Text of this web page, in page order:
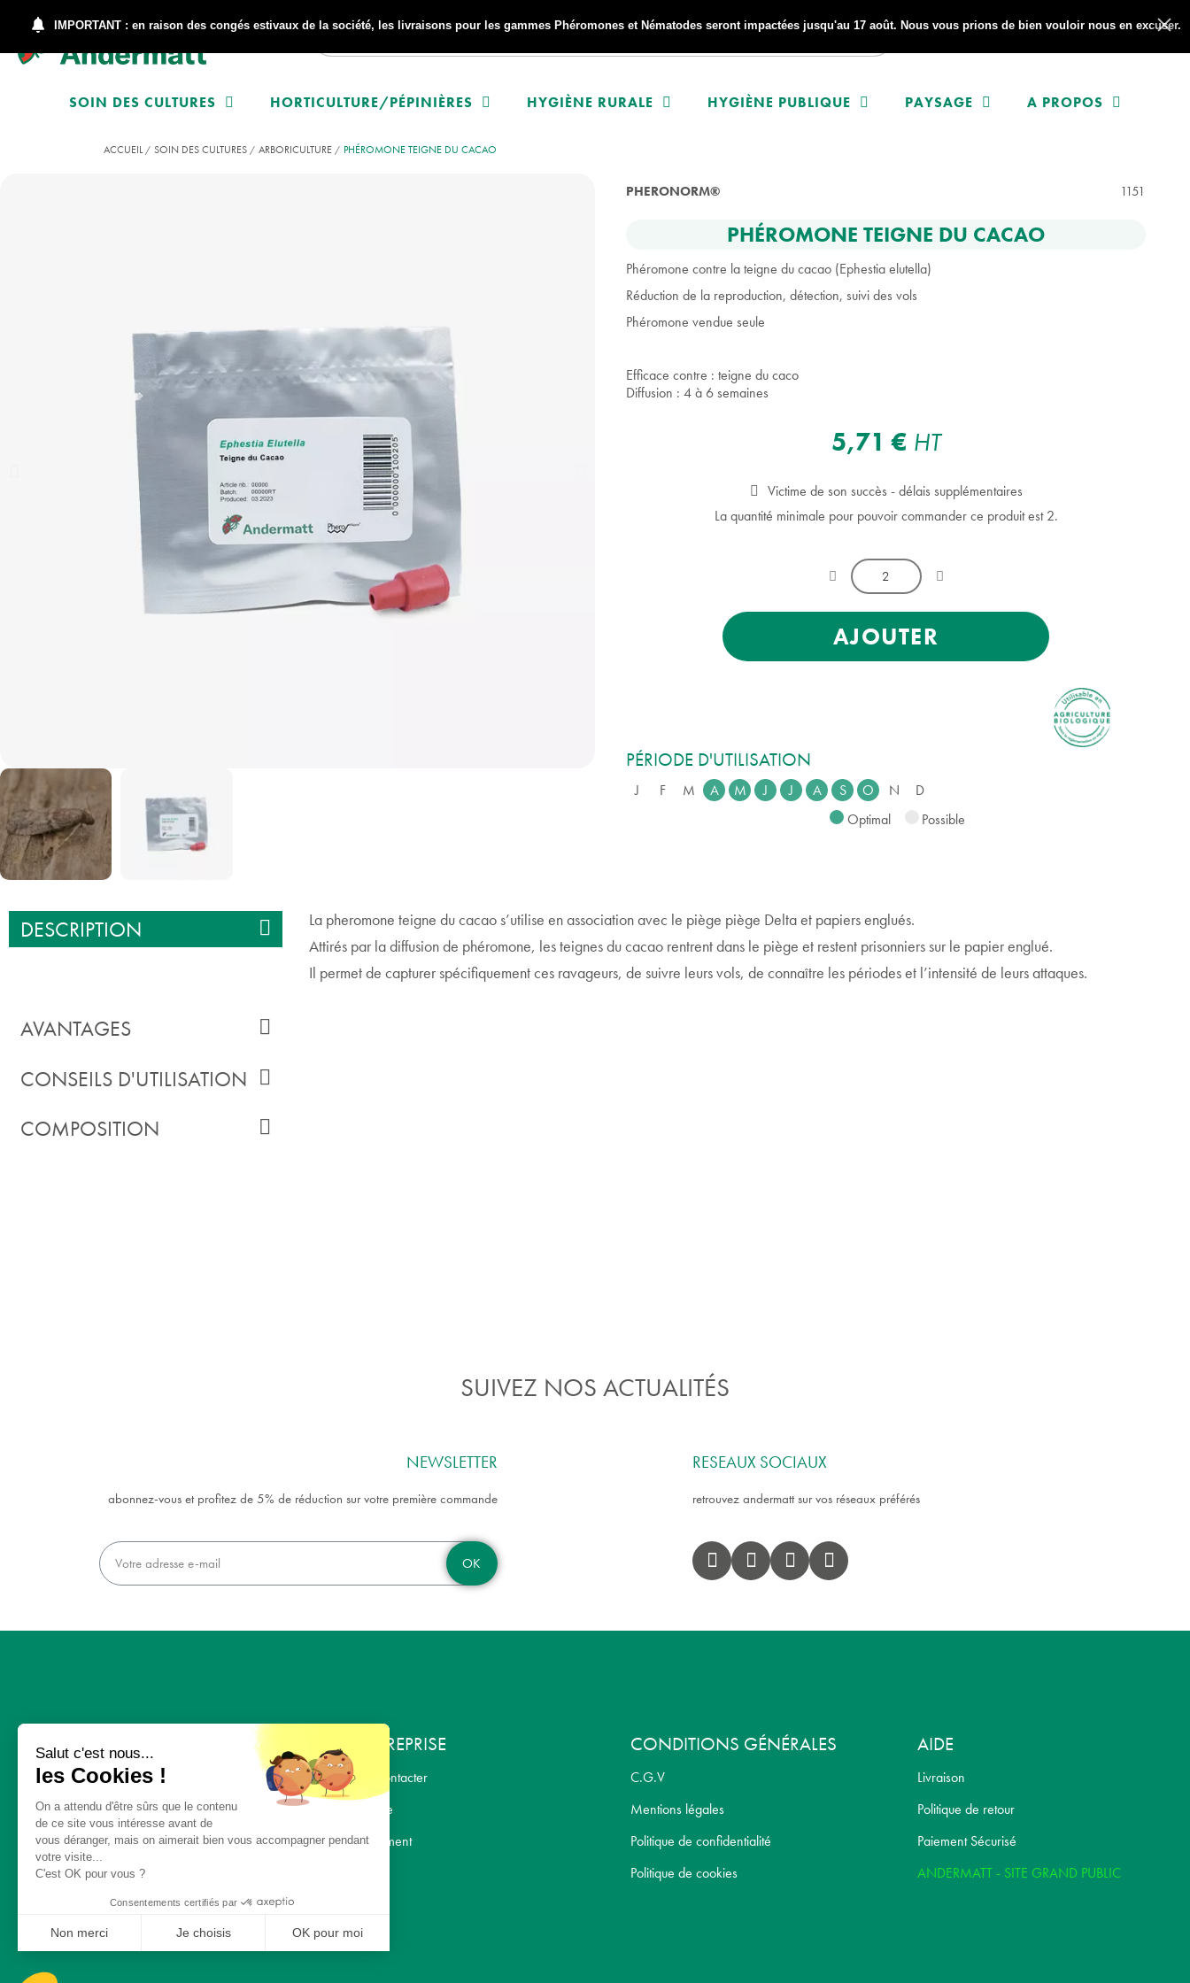
SOIN DES CULTURES HORTICULTURE/PÉPINIÈRES HYGIÈNE RURALE HYGIÈNE PUBLIQUE PAYSAGE A PROPOS
ACCUEIL SOIN DES CULTURES ARBORICULTURE PHÉROMONE TEIGNE DU CACAO
PHERONORM® 1151
PHÉROMONE TEIGNE DU CACAO
Phéromone contre la teigne du cacao (Ephestia elutella)
Réduction de la reproduction, détection, suivi des vols
Phéromone vendue seule
Efficace contre : teigne du caco
Diffusion : 4 à 6 semaines
5,71 € HT
Victime de son succès - délais supplémentaires
La quantité minimale pour pouvoir commander ce produit est 2.
AJOUTER
PÉRIODE D'UTILISATION
J F M A M J J A S O N
D
Optimal
Possible
DESCRIPTION
La pheromone teigne du cacao s’utilise en association avec le piège piège Delta et papiers englués.
Attirés par la diffusion de phéromone, les teignes du cacao rentrent dans le piège et restent prisonniers sur le papier englué.
Il permet de capturer spécifiquement ces ravageurs, de suivre leurs vols, de connaître les périodes et l’intensité de leurs attaques.
AVANTAGES
CONSEILS D'UTILISATION
COMPOSITION
SUIVEZ NOS ACTUALITÉS
NEWSLETTER
abonnez-vous et profitez de 5% de réduction sur votre première commande
OK
RESEAUX SOCIAUX
retrouvez andermatt sur vos réseaux préférés
« UNE ALIMENTATION
SAINE, UN
ENVIRONNEMENT
SAIN, POUR TOUS »
L'ENTREPRISE
Nous contacter
L' équipe
Recrutement
CONDITIONS GÉNÉRALES
C.G.V
Mentions légales
Politique de confidentialité
Politique de cookies
AIDE
Livraison
Politique de retour
Paiement Sécurisé
ANDERMATT - SITE GRAND PUBLIC
IMPORTANT : en raison des congés estivaux de la société, les livraisons pour les gammes Phéromones et Nématodes seront impactées jusqu'au 17 août. Nous vous prions de bien vouloir nous en excuser.
Salut c'est nous...
les Cookies !
On a attendu d'être sûrs que le contenu
de ce site vous intéresse avant de
vous déranger, mais on aimerait bien vous accompagner pendant
votre visite...
C'est OK pour vous ?
Consentements certifiés par
Non merci Je choisis OK pour moi